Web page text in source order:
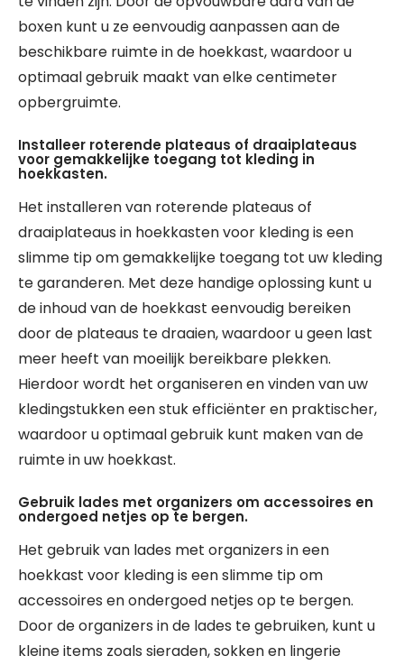
boxen kunt u ze eenvoudig aanpassen aan de
beschikbare ruimte in de hoekkast, waardoor u
optimaal gebruik maakt van elke centimeter
opbergruimte.
Installeer roterende plateaus of draaiplateaus
voor gemakkelijke toegang tot kleding in
hoekkasten.
Het installeren van roterende plateaus of
draaiplateaus in hoekkasten voor kleding is een
slimme tip om gemakkelijke toegang tot uw kleding
te garanderen. Met deze handige oplossing kunt u
de inhoud van de hoekkast eenvoudig bereiken
door de plateaus te draaien, waardoor u geen last
meer heeft van moeilijk bereikbare plekken.
Hierdoor wordt het organiseren en vinden van uw
kledingstukken een stuk efficiënter en praktischer,
waardoor u optimaal gebruik kunt maken van de
ruimte in uw hoekkast.
Gebruik lades met organizers om accessoires en
ondergoed netjes op te bergen.
Het gebruik van lades met organizers in een
hoekkast voor kleding is een slimme tip om
accessoires en ondergoed netjes op te bergen.
Door de organizers in de lades te gebruiken, kunt u
kleine items zoals sieraden, sokken en lingerie